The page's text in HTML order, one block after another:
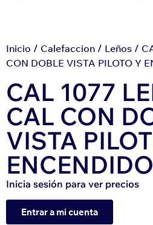
Inicio / Calefaccion / Leños /
CON DOBLE VISTA PILOTO Y
CAL 1077
CAL CON
VISTA
ENCENDIDO
Inicia sesión para ver precios
Entrar a mi cuenta